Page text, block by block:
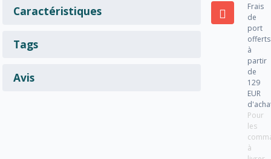
Caractéristiques
Tags
Avis
Frais
de
port
offerts
à
partir
de
129
EUR
Pour
les
à